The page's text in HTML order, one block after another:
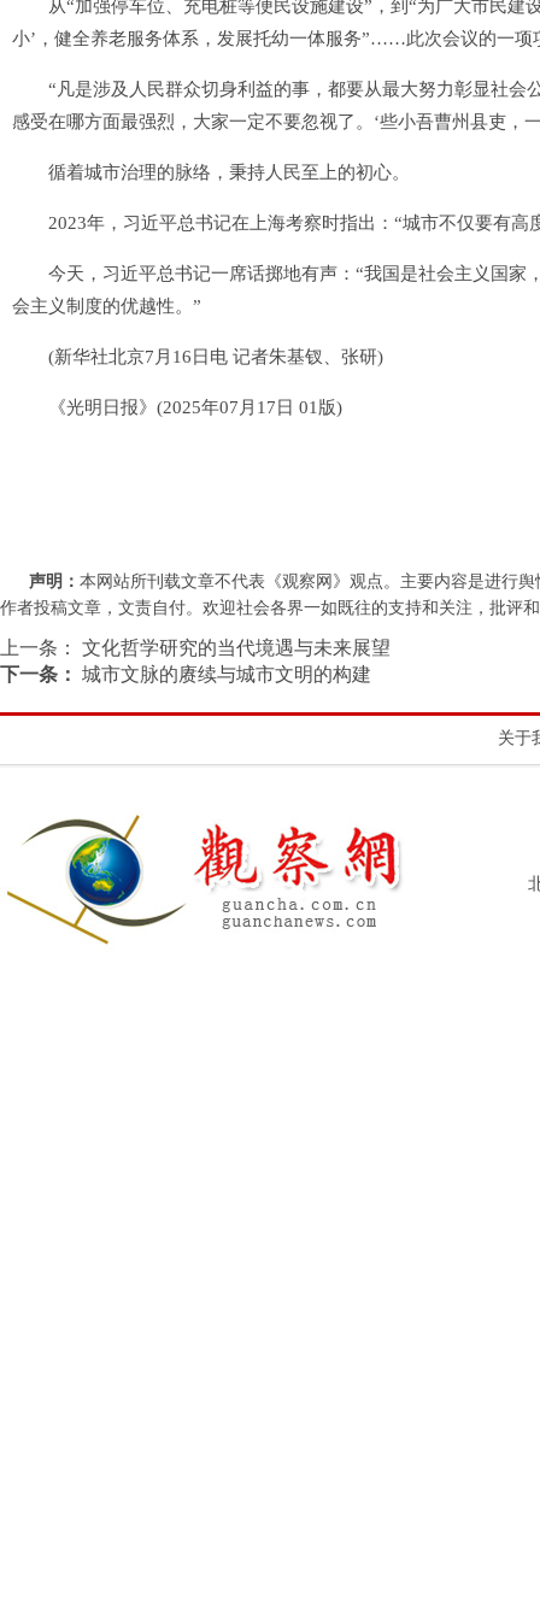
从“加强停车位、充电桩等便民设施建设”，到“为广大市民建
小’，健全养老服务体系，发展托幼一体服务”……此次会议的一项
“凡是涉及人民群众切身利益的事，都要从最大努力彰显社会
感受在哪方面最强烈，大家一定不要忽视了。‘些小吾曹州县吏，
循着城市治理的脉络，秉持人民至上的初心。
2023年，习近平总书记在上海考察时指出：“城市不仅要有高
今天，习近平总书记一席话掷地有声：“我国是社会主义国家
会主义制度的优越性。”
(新华社北京7月16日电 记者朱基钗、张研)
《光明日报》(2025年07月17日 01版)
声明： 本网站所刊载文章不代表《观察网》观点。主要内容是进行
作者投稿文章，文责自付。欢迎社会各界一如既往的支持和关注，批评和
上一条：
文化哲学研究的当代境遇与未来展望
下一条： 城市文脉的赓续与城市文明的构建
关于